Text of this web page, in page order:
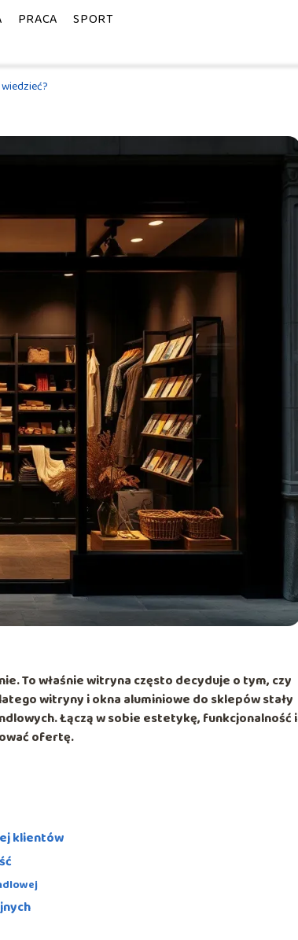
PRACA SPORT
To właśnie witryna często decyduje o tym, czy
witryny i okna aluminiowe do sklepów stały
Łączą w sobie estetykę, funkcjonalność i
ofertę.
klientów